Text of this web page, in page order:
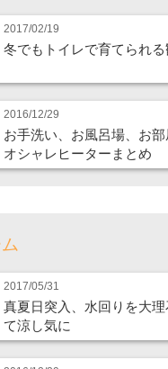
2017/02/19
冬でもトイレで育てられ
2016/12/29
お手洗い、お風呂場、お
オシャレヒーターまとめ
2017/05/31
真夏日突入、水回りを大
て涼し気に